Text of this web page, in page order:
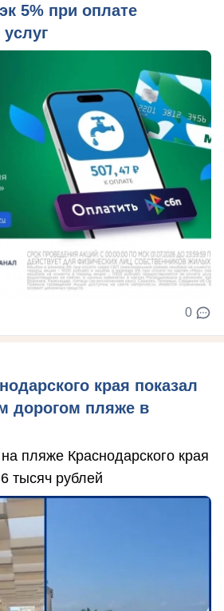
5% при оплате
0
края показал
дорогом пляже в
пляже Краснодарского края
тысяч рублей